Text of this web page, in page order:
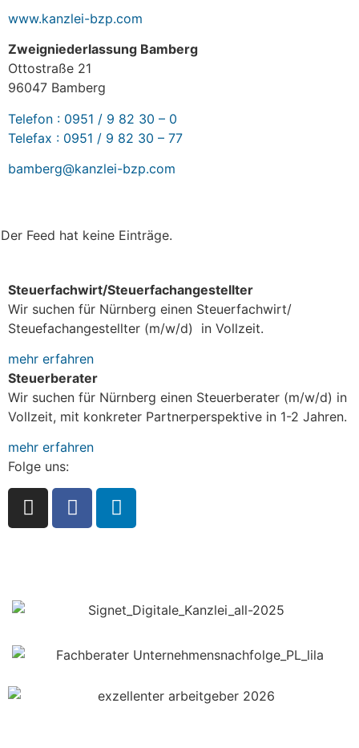
www.kanzlei-bzp.com
Zweigniederlassung Bamberg
Ottostraße 21
96047 Bamberg
Telefon : 0951 / 9 82 30 – 0
Telefax : 0951 / 9 82 30 – 77
bamberg@kanzlei-bzp.com
Der Feed hat keine Einträge.
Steuerfachwirt/Steuerfachangestellter
Wir suchen für Nürnberg einen Steuerfachwirt/
Steuefachangestellter (m/w/d) in Vollzeit.
mehr erfahren
Steuerberater
Wir suchen für Nürnberg einen Steuerberater (m/w/d) in
Vollzeit, mit konkreter Partnerperspektive in 1-2 Jahren.
mehr erfahren
Folge uns: